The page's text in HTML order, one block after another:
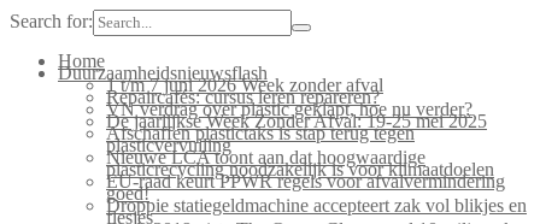
Search for:
Home
Duurzaamheidsnieuwsflash
1 t/m 7 juni 2026 Week zonder afval
Repaircafés: cursus leren repareren?
VN verdrag over plastic geklapt, hoe nu verder?
De jaarlijkse Week Zonder Afval: 19-25 mei 2025
Afschaffen plastictaks is stap terug tegen
plasticvervuiling
Nieuwe LCA toont aan dat hoogwaardige
plasticrecycling noodzakelijk is voor klimaatdoelen
EU-raad keurt PPWR regels voor afvalvermindering
goed!
Droppie statiegeldmachine accepteert zak vol blikjes en
flesjes